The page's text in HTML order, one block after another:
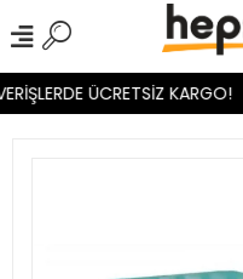
ÜCRETSİZ KARGO!